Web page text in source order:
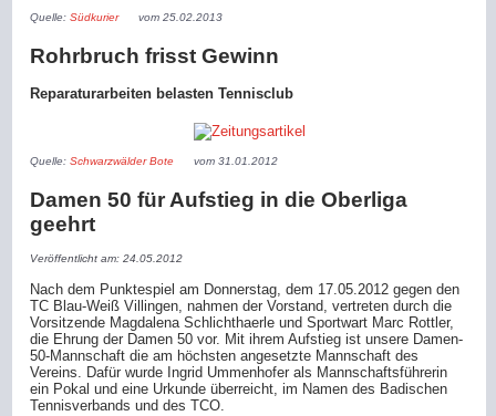
Quelle:Südkurier vom 25.02.2013
Rohrbruch frisst Gewinn
Reparaturarbeiten belasten Tennisclub
Quelle:Schwarzwälder Bote vom 31.01.2012
Damen 50 für Aufstieg in die Oberliga
geehrt
Veröffentlicht am: 24.05.2012
Nach dem Punktespiel am Donnerstag, dem 17.05.2012 gegen den
TC Blau-Weiß Villingen, nahmen der Vorstand, vertreten durch die
Vorsitzende Magdalena Schlichthaerle und Sportwart Marc Rottler,
die Ehrung der Damen 50 vor. Mit ihrem Aufstieg ist unsere Damen-
50-Mannschaft die am höchsten angesetzte Mannschaft des
Vereins. Dafür wurde Ingrid Ummenhofer als Mannschaftsführerin
ein Pokal und eine Urkunde überreicht, im Namen des Badischen
Tennisverbands und des TCO.